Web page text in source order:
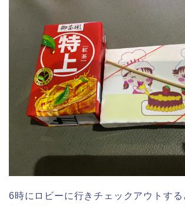
6時にロビーに行きチェックアウトす